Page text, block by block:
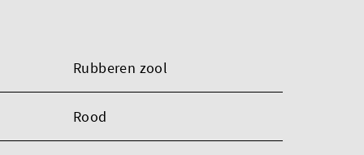
Rubberen zool
Rood